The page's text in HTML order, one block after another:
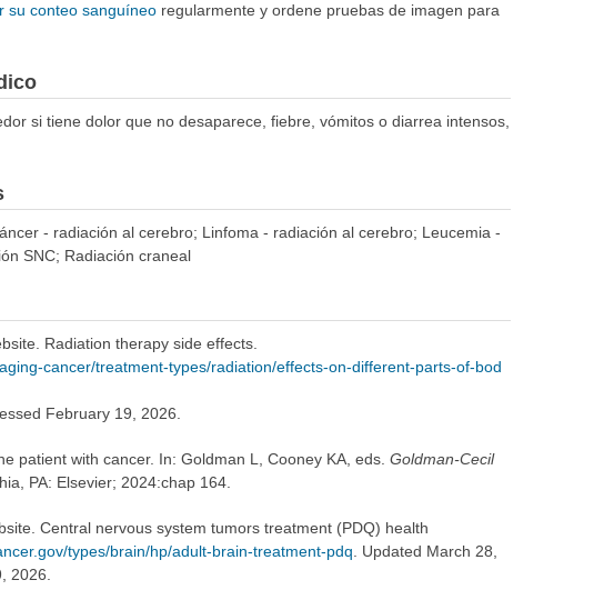
su conteo sanguíneoregularmente y ordene pruebas de imagen para
si tiene dolor que no desaparece, fiebre, vómitos o diarrea intensos,
- radiación al cerebro; Linfoma - radiación al cerebro; Leucemia -
SNC; Radiación craneal
Radiation therapy side effects.
cancer/treatment-types/radiation/effects-on-different-parts-of-bod
February 19, 2026.
patient with cancer. In: Goldman L, Cooney KA, eds. Goldman-Cecil
PA: Elsevier; 2024:chap 164.
Central nervous system tumors treatment (PDQ) health
types/brain/hp/adult-brain-treatment-pdq. Updated March 28,
2026.